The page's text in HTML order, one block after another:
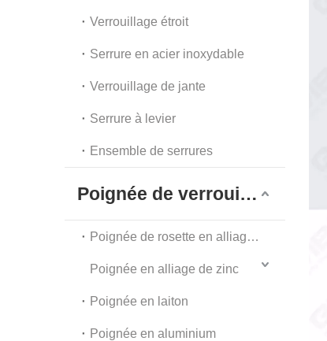
Verrouillage étroit
Serrure en acier inoxydable
Verrouillage de jante
Serrure à levier
Ensemble de serrures
Poignée de verrouillage
Poignée de rosette en alliage de zinc
Poignée en alliage de zinc
Poignée en laiton
Poignée en aluminium